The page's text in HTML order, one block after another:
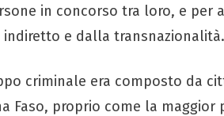
in concorso tra loro, e per
indiretto e dalla transnazionalità.
criminale era composto da
Faso, proprio come la